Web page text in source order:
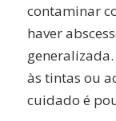
contaminar
haver
às tintas ou
cuidado é